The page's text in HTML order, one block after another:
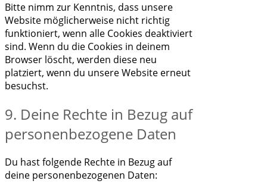
Bitte nimm zur Kenntnis, dass unsere
Website möglicherweise nicht richtig
funktioniert, wenn alle Cookies deaktiviert
sind. Wenn du die Cookies in deinem
Browser löscht, werden diese neu
platziert, wenn du unsere Website erneut
besuchst.
9. Deine Rechte in Bezug auf
personenbezogene Daten
Du hast folgende Rechte in Bezug auf
deine personenbezogenen Daten: